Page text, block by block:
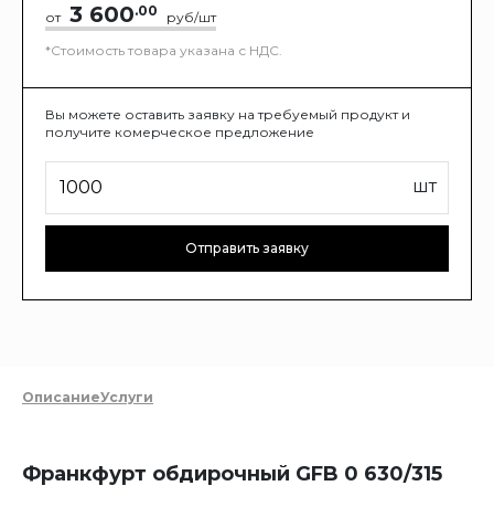
от 3 600.00
руб/шт
*Стоимость товара указана с НДС.
Вы можете оставить заявку на требуемый продукт и
получите комерческое предложение
шт
Отправить заявку
ОписаниеУслуги
Франкфурт обдирочный GFB 0 630/315